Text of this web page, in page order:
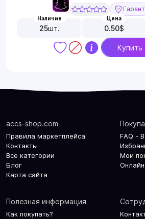
Наличие
25шт.
Цена
0.50$
Купить
accs-shop.com
Правила маркетплейса
Контакты
Все категории
Блог
Карта сайта
FAQ -
Мои
Полезная информация
Как покупать?